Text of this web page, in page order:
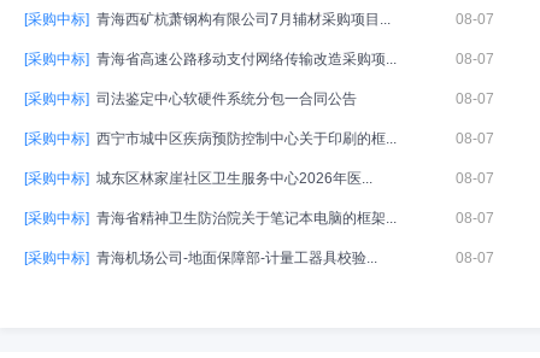
[采购中标] 青海西矿杭萧钢构有限公司7月辅材采购项目... 08-07
[采购中标] 青海省高速公路移动支付网络传输改造采购项... 08-07
[采购中标] 司法鉴定中心软硬件系统分包一合同公告 08-07
[采购中标] 西宁市城中区疾病预防控制中心关于印刷的框... 08-07
[采购中标] 城东区林家崖社区卫生服务中心2026年医... 08-07
[采购中标] 青海省精神卫生防治院关于笔记本电脑的框架... 08-07
[采购中标] 青海机场公司-地面保障部-计量工器具校验... 08-07